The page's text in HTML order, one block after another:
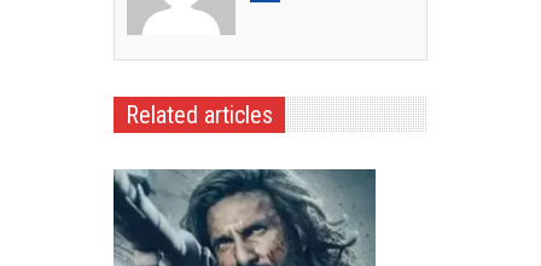
Related articles